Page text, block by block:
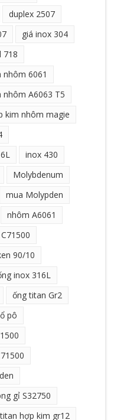
duplex 2507
giá inox 304
718
nhôm 6061
nhôm A6063 T5
kim nhôm magie
inox 430
Molybdenum
mua Molypden
nhôm A6061
90/10
inox 316L
ống titan Gr2
pô
gỉ S32750
titan hợp kim gr12